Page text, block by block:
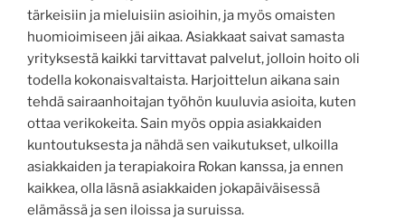
tärkeisiin ja mieluisiin asioihin, ja myös omaisten
huomioimiseen jäi aikaa. Asiakkaat saivat samasta
yrityksestä kaikki tarvittavat palvelut, jolloin hoito oli
todella kokonaisvaltaista. Harjoittelun aikana sain
tehdä sairaanhoitajan työhön kuuluvia asioita, kuten
ottaa verikokeita. Sain myös oppia asiakkaiden
kuntoutuksesta ja nähdä sen vaikutukset, ulkoilla
asiakkaiden ja terapiakoira Rokan kanssa, ja ennen
kaikkea, olla läsnä asiakkaiden jokapäiväisessä
elämässä ja sen iloissa ja suruissa.